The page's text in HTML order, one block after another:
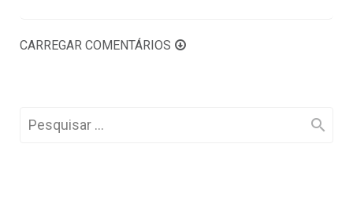
CARREGAR COMENTÁRIOS